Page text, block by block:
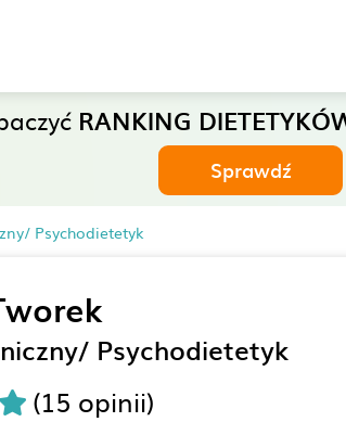
RANKING
Sprawdź
Psychodietetyk
Psychodietetyk
(15 opinii)